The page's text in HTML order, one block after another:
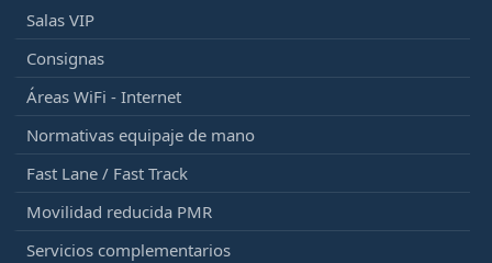
Salas VIP
Consignas
Áreas WiFi - Internet
Normativas equipaje de mano
Fast Lane / Fast Track
Movilidad reducida PMR
Servicios complementarios